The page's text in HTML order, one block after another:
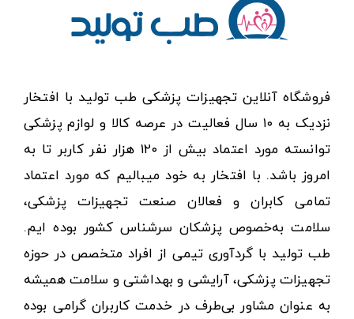
فروشگاه آنلاین تجهیزات پزشکی طب تولید با افتخار
نزدیک به ۱۰ سال فعالیت در عرصه کالا و لوازم پزشکی
توانسته مورد اعتماد بیش از ۱۲۰ هزار نفر کاربر تا به
امروز باشد. با افتخار به خود میبالیم که مورد اعتماد
تمامی کابران و فعالان صنعت تجهیزات پزشکی،
سلامت به‌خصوص پزشکان سرشناس کشور بوده ایم.
طب تولید با گردآوری تیمی از افراد متخصص در حوزه
تجهیزات پزشکی، آرایشی و بهداشتی و سلامت همیشه
به عنوان مشاور بی‌طرف در خدمت کاربران گرامی بوده